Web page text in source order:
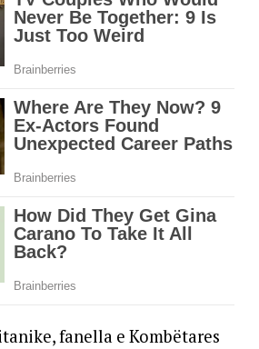
fanella e Kombëtares